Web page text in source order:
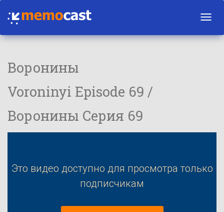
Воронины
Voroninyi Episode 69 /
Воронины Серия 69
Это видео доступно для просмотра только
подписчикам